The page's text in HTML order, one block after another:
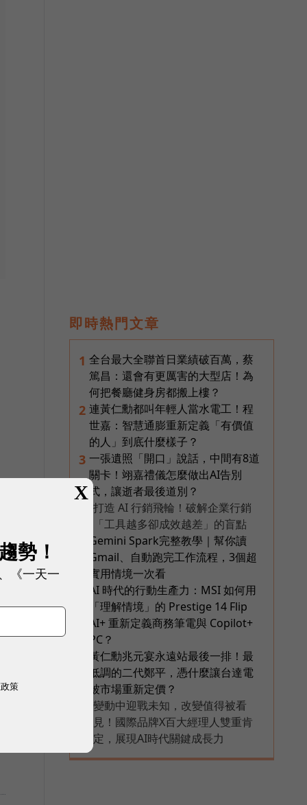
即時熱門文章
1 全台最大全聯首日業績破百萬，蔡
篤昌：還會有更厲害的大型店！為
何把餐廳健身房都搬上樓？
2 連黃仁勳都叫年輕人當水電工！程
世嘉：智慧通膨重新定義「有價值
的人」到底什麼樣子？
3 一張遺照「開口」說話，中間有8道
關卡！翊嘉禮儀怎麼做出AI告別
式，讓逝者最後道別？
打造 AI 行銷飛輪！破解企業行銷
「工具越多卻成效越差」的盲點
Gemini Spark完整教學｜幫你讀
Gmail、自動跑完工作流程，3個超
實用情境一次看
AI 時代的行動生產力：MSI 如何用
「理解情境」的 Prestige 14 Flip
AI+ 重新定義商務筆電與 Copilot+
PC？
黃仁勳兆元宴永遠站最後一排！最
低調的二代鄭平，憑什麼讓台達電
被市場重新定價？
變動中迎戰未知，改變值得被看
見！國際品牌X百大經理人雙重肯
定，展現AI時代關鍵成長力
X
勢！
《一天一
策